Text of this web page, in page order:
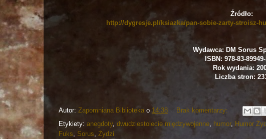
Źródło:
http://dygresje.pl/ksiazka/pan-sobie-zarty-stroisz-
Wydawca: DM Sorus
ISBN: 978-83-
Rok wydania:
Liczba stron:
Autor: Zapomniana Biblioteka o 14:38
Brak komentarzy:
Etykiety: anegdoty, dwudziestolecie międzywojenne, humor, Humor
Fuks, Sorus, Żydzi